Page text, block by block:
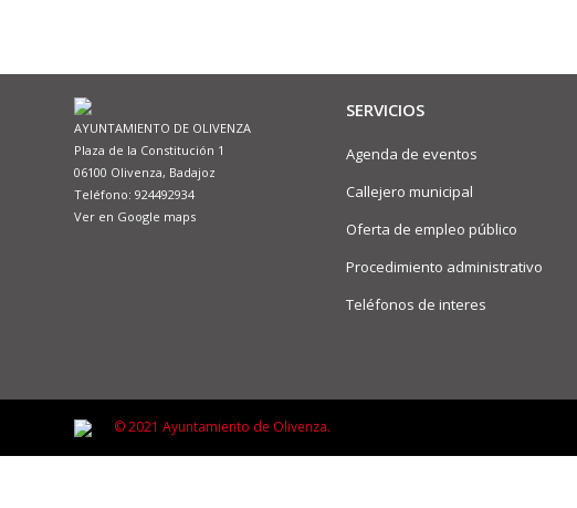
AYUNTAMIENTO DE OLIVENZA
Plaza de la Constitución 1
06100 Olivenza, Badajoz
Teléfono: 924492934
Ver en Google maps
SERVICIOS
Agenda de eventos
Callejero municipal
Oferta de empleo público
Procedimiento administrativo
Teléfonos de interes
© 2021 Ayuntamiento de Olivenza.